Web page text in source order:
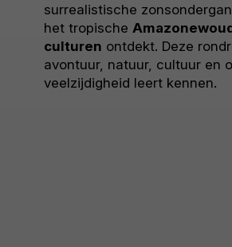
surrealistische
het tropische
culturen ontdekt. Deze
avontuur, natuur, cultuur en
veelzijdigheid leert kennen.